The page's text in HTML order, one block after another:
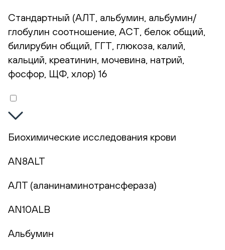
Стандартный (АЛТ, альбумин, альбумин/
глобулин соотношение, АСТ, белок общий,
билирубин общий, ГГТ, глюкоза, калий,
кальций, креатинин, мочевина, натрий,
фосфор, ЩФ, хлор) 16
Биохимические исследования крови
AN8ALT
АЛТ (аланинаминотрансфераза)
AN10ALB
Альбумин